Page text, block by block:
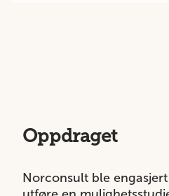
Oppdraget
Norconsult ble